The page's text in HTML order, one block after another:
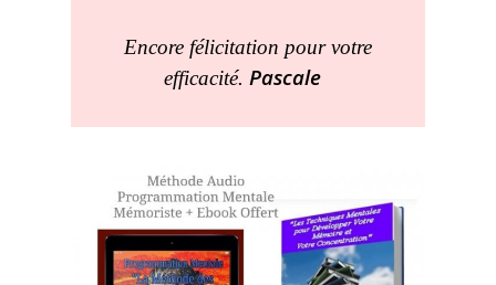
Encore félicitation pour votre
efficacité. Pascale